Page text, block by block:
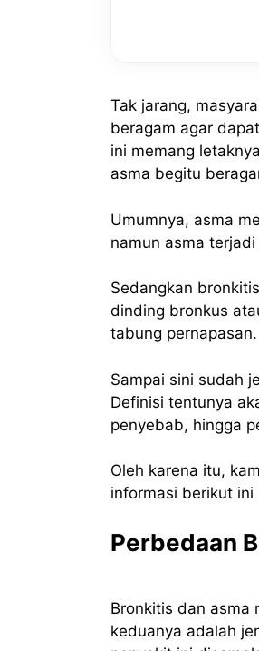
Tak jarang,
beragam agar
ini memang
asma begitu
Umumnya, asma
namun asma
Sedangkan
dinding bronkus
tabung pernapasan.
Sampai sini sudah
Definisi tentunya
penyebab, hingga
Oleh karena itu,
informasi berikut ini
Perbedaan
Bronkitis dan asma
keduanya adalah